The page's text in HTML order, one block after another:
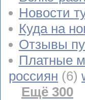
Новости
Куда на
Отзывы
Платные
россиян (6)
Ещё 300